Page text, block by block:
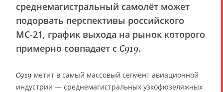
среднемагистральный самолёт может
подорвать перспективы российского
МС-21, график выхода на рынок которого
примерно совпадает с C919.
C919 метит в самый массовый сегмент авиационной
индустрии — среднемагистральных узкофюзеляжных